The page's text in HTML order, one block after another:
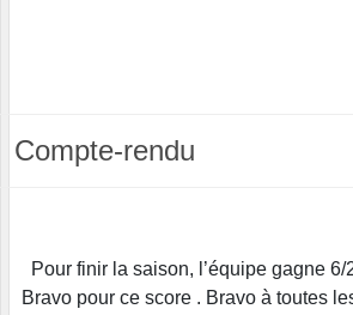
Compte-rendu
Pour finir la saison, l’équipe gagne 6/
Bravo pour ce score . Bravo à toutes